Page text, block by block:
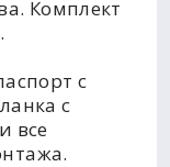
Комплект
с
с
все